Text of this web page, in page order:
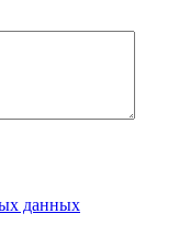
данных